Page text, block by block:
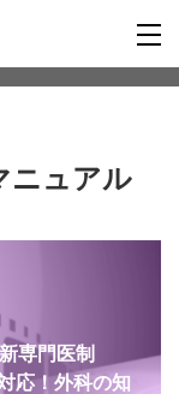
ニュアル
専門医制
応！外科の知